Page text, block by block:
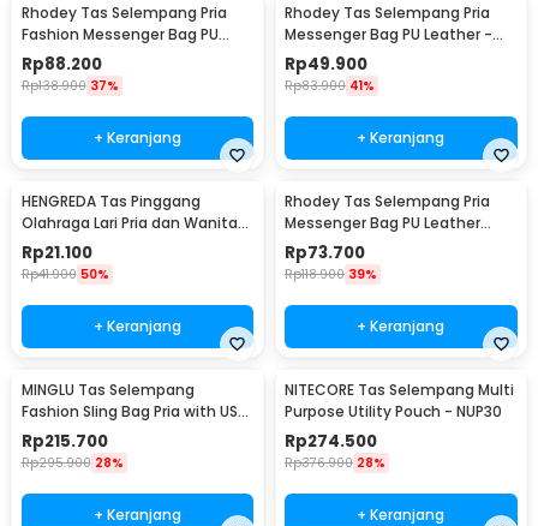
Rhodey Tas Selempang Pria
Fashion Messenger Bag PU
Leather - 18067
Rp88.200
Rp138.900 37%
+ Keranjang
Rhodey Tas Selempang Pria
Messenger Bag PU Leather -
18062
Rp49.900
Rp83.900 41%
+ Keranjang
HENGREDA Tas Pinggang
Olahraga Lari Pria dan Wanita
Running Waist Bag - TM572
Rp21.100
Rp41.900 50%
+ Keranjang
Rhodey Tas Selempang Pria
Messenger Bag PU Leather
dengan Dompet - 9066
Rp73.700
Rp118.900 39%
+ Keranjang
MINGLU Tas Selempang
Fashion Sling Bag Pria with USB
Charger Slot - ML1454
Rp215.700
Rp295.900 28%
+ Keranjang
NITECORE Tas Selempang Multi
Purpose Utility Pouch - NUP30
Rp274.500
Rp376.900 28%
+ Keranjang